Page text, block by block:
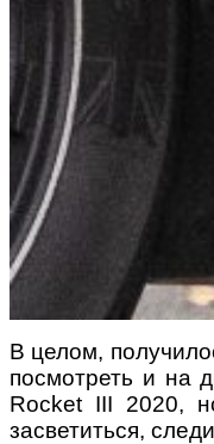
В целом,
посмотреть и на
Rocket III 2020,
засветиться,